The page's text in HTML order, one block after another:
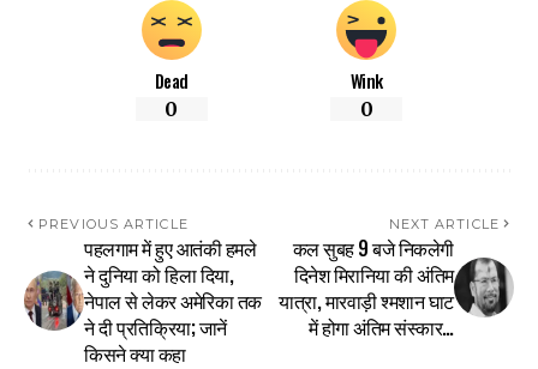
Dead
0
Wink
0
PREVIOUS ARTICLE
पहलगाम में हुए आतंकी हमले
ने दुनिया को हिला दिया,
नेपाल से लेकर अमेरिका तक
ने दी प्रतिक्रिया; जानें
किसने क्या कहा
NEXT ARTICLE
कल सुबह 9 बजे निकलेगी
दिनेश मिरानिया की अंतिम
यात्रा, मारवाड़ी श्मशान घाट
में होगा अंतिम संस्कार…